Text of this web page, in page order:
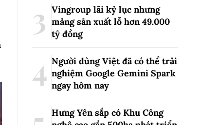
Vingroup lãi kỷ lục nhưng
mảng sản xuất lỗ hơn 49.000
tỷ đồng
Người dùng Việt đã có thể trải
nghiệm Google Gemini Spark
ngay hôm nay
Hưng Yên sắp có Khu Công